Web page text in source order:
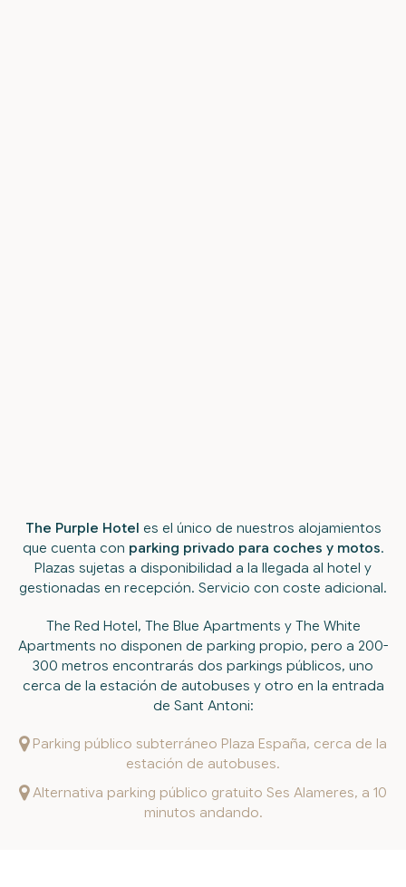
The Purple Hotel es el único de nuestros alojamientos
que cuenta con parking privado para coches y motos.
Plazas sujetas a disponibilidad a la llegada al hotel y
gestionadas en recepción. Servicio con coste adicional.
The Red Hotel, The Blue Apartments y The White
Apartments no disponen de parking propio, pero a 200-
300 metros encontrarás dos parkings públicos, uno
cerca de la estación de autobuses y otro en la entrada
de Sant Antoni:
Parking público subterráneo Plaza España, cerca de la
estación de autobuses.
Alternativa parking público gratuito Ses Alameres, a 10
minutos andando.